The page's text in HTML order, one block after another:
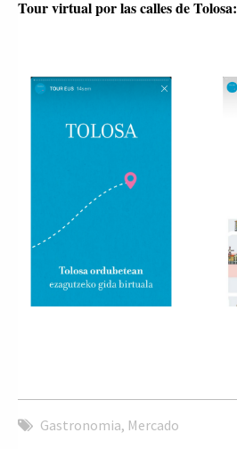
Tour virtual por las calles de Tolosa:
Gastronomia, Mercado